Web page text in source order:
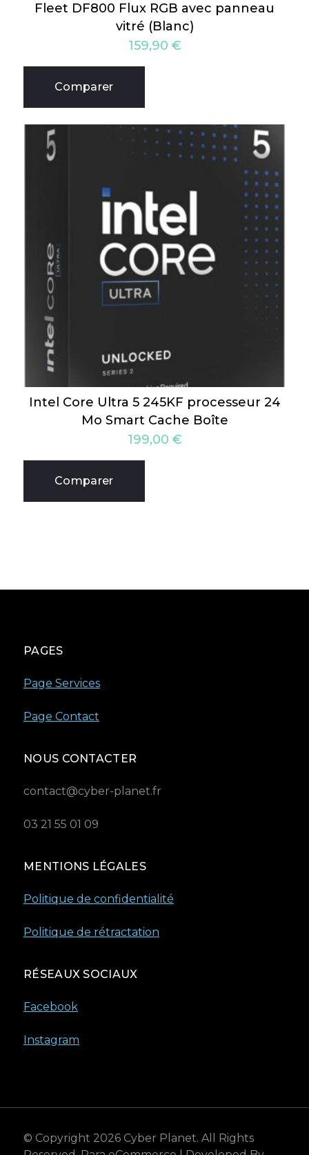
Fleet DF800 Flux RGB avec panneau
vitré (Blanc)
159,90 €
Comparer
Intel Core Ultra 5 245KF processeur 24
Mo Smart Cache Boîte
199,00 €
Comparer
PAGES
Page Services
Page Contact
NOUS CONTACTER
contact@cyber-planet.fr
03 21 55 01 09
MENTIONS LÉGALES
Politique de confidentialité
Politique de rétractation
RÉSEAUX SOCIAUX
Facebook
Instagram
© Copyright 2026 Cyber Planet. All Rights